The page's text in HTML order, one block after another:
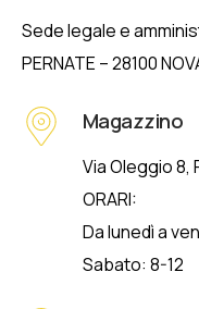
Sede legale e
PERNATE – 28100
Magazzino
Via Oleggio 8,
ORARI:
Da lunedì a
Sabato: 8-12